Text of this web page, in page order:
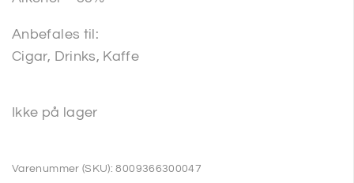
Anbefales til:
Cigar, Drinks, Kaffe
Ikke på lager
Varenummer (SKU):8009366300047